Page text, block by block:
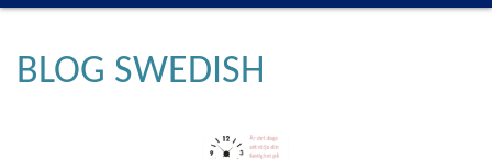
BLOG SWEDISH